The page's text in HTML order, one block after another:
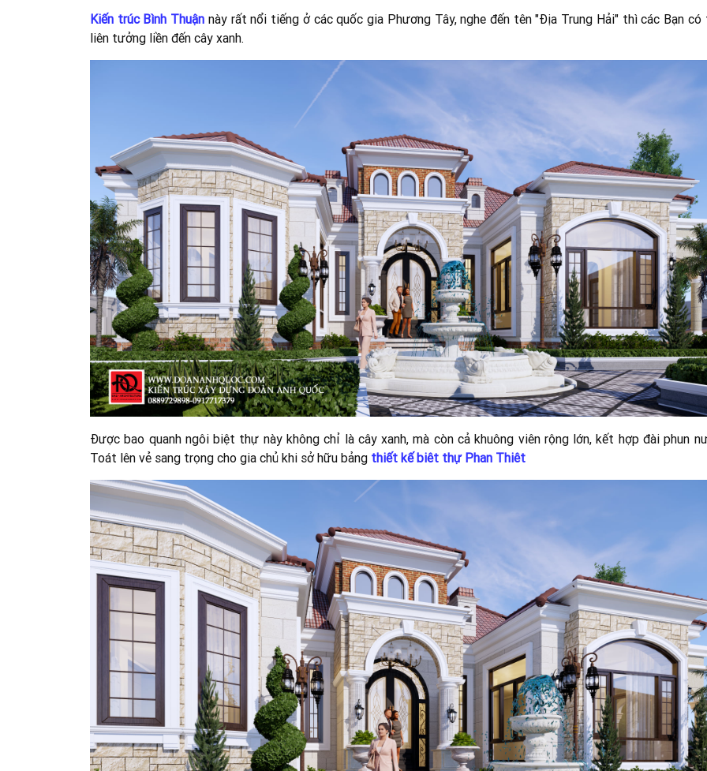
Kiến trúc Bình Thuận này rất nổi tiếng ở các quốc gia Phương Tây, nghe đến tên "Địa Trung Hải" thì các Bạn có
liên tưởng liền đến cây xanh.
Được bao quanh ngôi biệt thự này không chỉ là cây xanh, mà còn cả khuông viên rộng lớn, kết hợp đài phun
Toát lên vẻ sang trọng cho gia chủ khi sở hữu bảng thiết kế biêt thự Phan Thiêt